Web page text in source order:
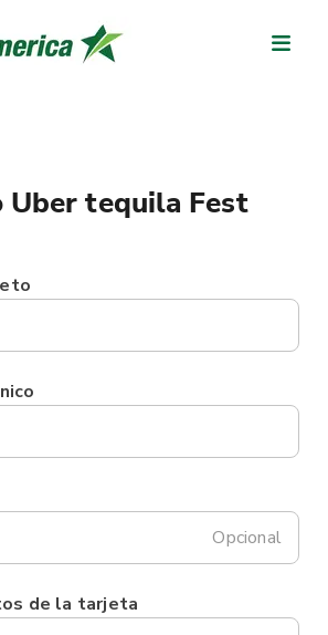
Uber tequila Fest
Opcional
de la tarjeta